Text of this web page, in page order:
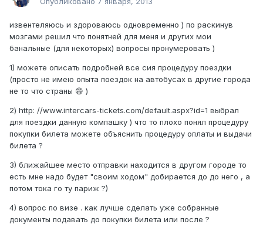
извентеляюсь и здороваюсь одновременно ) по раскинув
мозгами решил что понятней для меня и других мои
банальные (для некоторых) вопросы пронумеровать )
1) можете описать подробней все сия процедуру поездки
(просто не имею опыта поездок на автобусах в другие города
не то что страны 😄 )
2) http: //www.intercars-tickets.com/default.aspx?id=1 выбрал
для поездки данную компашку ) что то плохо понял процедуру
покупки билета можете объяснить процедуру оплаты и выдачи
билета ?
3) ближайшее место отправки находится в другом городе то
есть мне надо будет "своим ходом" добирается до до него , а
потом тока го ту париж ?)
4) вопрос по визе . как лучше сделать уже собранные
документы подавать до покупки билета или после ?